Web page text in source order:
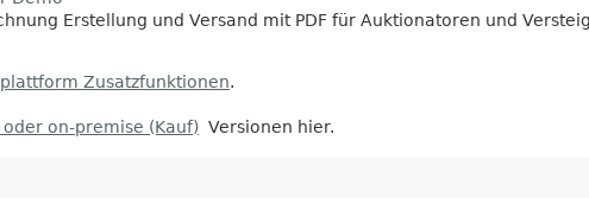
Erstellung und Versand mit PDF für Auktionatoren und
Zusatzfunktionen.
on-premise (Kauf) Versionen hier.